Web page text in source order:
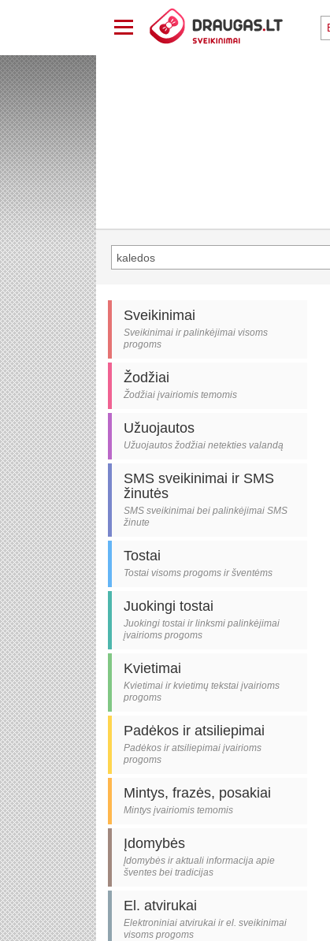
Sveikinimai
Sveikinimai ir palinkėjimai visoms
progoms
Žodžiai
Žodžiai įvairiomis temomis
Užuojautos
Užuojautos žodžiai netekties valandą
SMS sveikinimai ir SMS
žinutės
SMS sveikinimai bei palinkėjimai SMS
žinute
Tostai
Tostai visoms progoms ir šventėms
Juokingi tostai
Juokingi tostai ir linksmi palinkėjimai
įvairioms progoms
Kvietimai
Kvietimai ir kvietimų tekstai įvairioms
progoms
Padėkos ir atsiliepimai
Padėkos ir atsiliepimai įvairioms
progoms
Mintys, frazės, posakiai
Mintys įvairiomis temomis
Įdomybės
Įdomybės ir aktuali informacija apie
šventes bei tradicijas
El. atvirukai
Elektroniniai atvirukai ir el. sveikinimai
visoms progoms